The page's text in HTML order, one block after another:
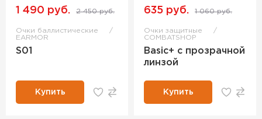
1 490 руб. 2 450 руб.
Очки баллистические
EARMOR
S01
Купить
635 руб. 1 060 руб.
Очки защитные
COMBATSHOP
Basic+ с прозрачной
линзой
Купить